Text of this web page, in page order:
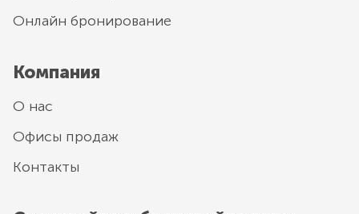
Онлайн бронирование
Компания
О нас
Офисы продаж
Контакты